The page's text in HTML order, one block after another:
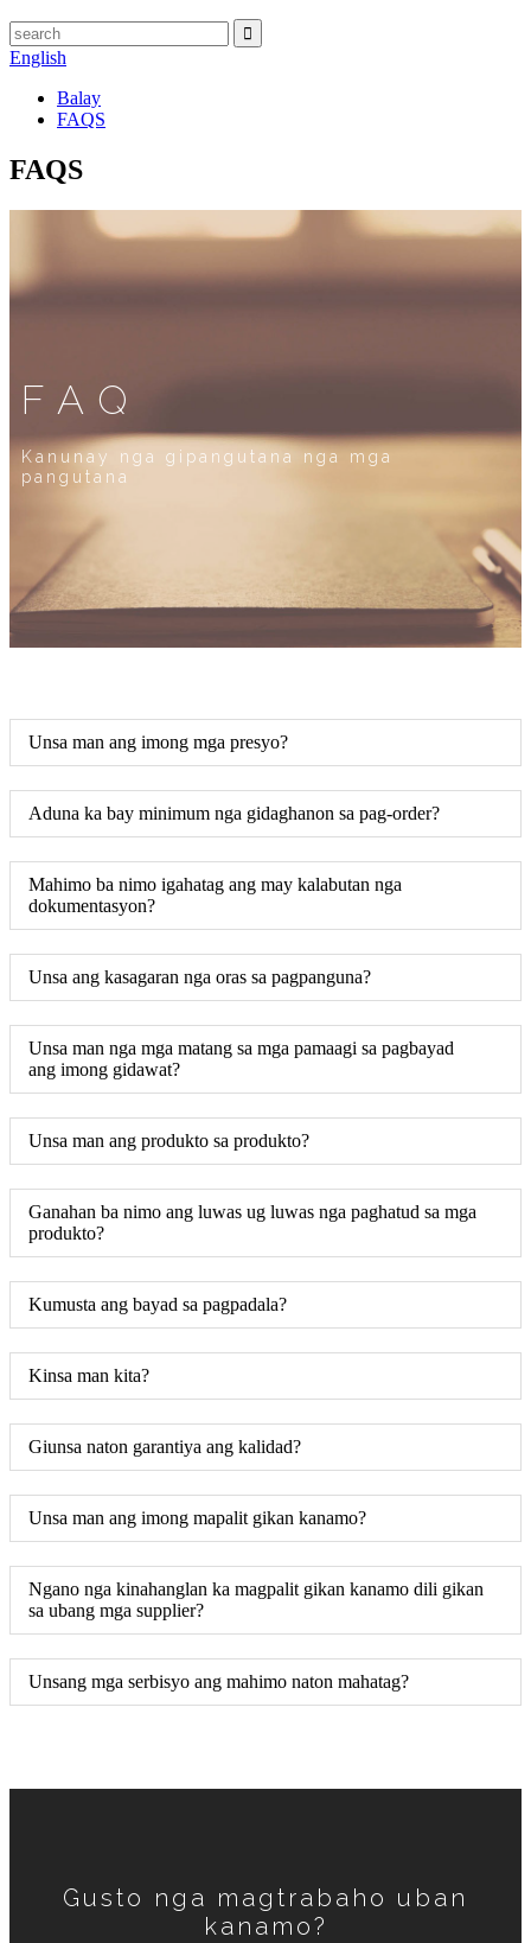
English
Balay
FAQS
FAQS
FAQ
Kanunay nga gipangutana nga mga
pangutana
Unsa man ang imong mga presyo?
Aduna ka bay minimum nga gidaghanon sa pag-order?
Mahimo ba nimo igahatag ang may kalabutan nga
dokumentasyon?
Unsa ang kasagaran nga oras sa pagpanguna?
Unsa man nga mga matang sa mga pamaagi sa pagbayad
ang imong gidawat?
Unsa man ang produkto sa produkto?
Ganahan ba nimo ang luwas ug luwas nga paghatud sa mga
produkto?
Kumusta ang bayad sa pagpadala?
Kinsa man kita?
Giunsa naton garantiya ang kalidad?
Unsa man ang imong mapalit gikan kanamo?
Ngano nga kinahanglan ka magpalit gikan kanamo dili gikan
sa ubang mga supplier?
Unsang mga serbisyo ang mahimo naton mahatag?
Gusto nga magtrabaho uban
kanamo?